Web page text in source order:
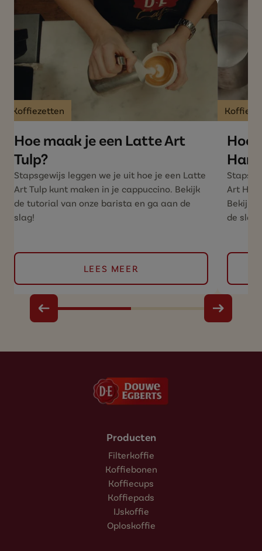
Koffiezetten
Hoe maak je een Latte Art
Tulp?
Stapsgewijs leggen we je uit hoe je een Latte
Art Tulp kunt maken in je cappuccino. Bekijk
de tutorial van onze barista en ga aan de
slag!
LEES MEER
Hoe
Art
Bekijk
de slag!
Producten
Filterkoffie
Koffiebonen
Koffiecups
Koffiepads
IJskoffie
Oploskoffie